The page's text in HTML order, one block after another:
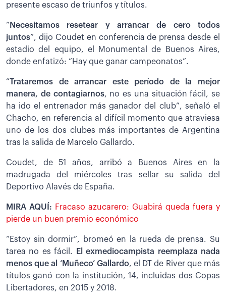
presente escaso de triunfos y títulos.
“ Necesitamos resetear y arrancar de cero todos
juntos”, dijo Coudet en conferencia de prensa desde el
estadio del equipo, el Monumental de Buenos Aires,
donde enfatizó: “Hay que ganar campeonatos”.
“Trataremos de arrancar este período de la mejor
manera, de contagiarnos, no es una situación fácil, se
ha ido el entrenador más ganador del club”, señaló el
Chacho, en referencia al difícil momento que atraviesa
uno de los dos clubes más importantes de Argentina
tras la salida de Marcelo Gallardo.
Coudet, de 51 años, arribó a Buenos Aires en la
madrugada del miércoles tras sellar su salida del
Deportivo Alavés de España.
MIRA AQUÍ: Fracaso azucarero: Guabirá queda fuera y
pierde un buen premio económico
“Estoy sin dormir”, bromeó en la rueda de prensa. Su
tarea no es fácil.
El exmediocampista reemplaza nada
menos que al ‘Muñeco’ Gallardo, el DT de River que más
títulos ganó con la institución, 14, incluidas dos Copas
Libertadores, en 2015 y 2018.